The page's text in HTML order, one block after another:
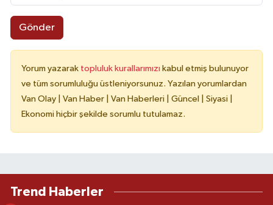
Gönder
Yorum yazarak topluluk kurallarımızı kabul etmiş bulunuyor
ve tüm sorumluluğu üstleniyorsunuz. Yazılan yorumlardan
Van Olay | Van Haber | Van Haberleri | Güncel | Siyasi |
Ekonomi hiçbir şekilde sorumlu tutulamaz.
Trend Haberler